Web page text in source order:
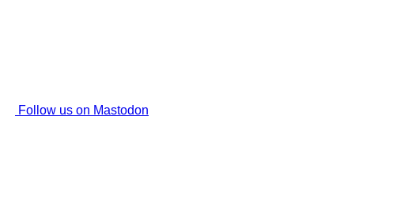
Follow us on Mastodon